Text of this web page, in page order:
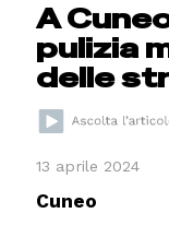
A
pulizia
delle
13 aprile 2024
Cuneo